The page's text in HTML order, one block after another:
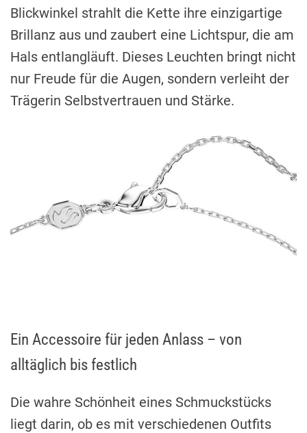
Blickwinkel strahlt die Kette ihre einzigartige
Brillanz aus und zaubert eine Lichtspur, die am
Hals entlangläuft. Dieses Leuchten bringt nicht
nur Freude für die Augen, sondern verleiht der
Trägerin Selbstvertrauen und Stärke.
Ein Accessoire für jeden Anlass – von
alltäglich bis festlich
Die wahre Schönheit eines Schmuckstücks
liegt darin, ob es mit verschiedenen Outfits